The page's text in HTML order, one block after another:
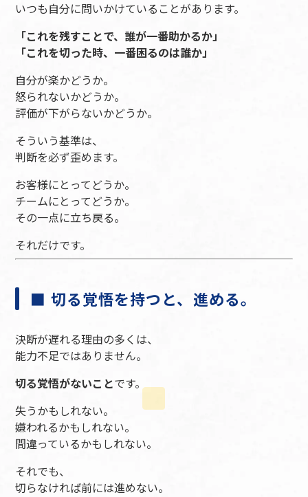
いつも自分に問いかけていることがあります。
「これを残すことで、誰が一番助かるか」
「これを切った時、一番困るのは誰か」
自分が楽かどうか。
怒られないかどうか。
評価が下がらないかどうか。
そういう基準は、
判断を必ず歪めます。
お客様にとってどうか。
チームにとってどうか。
その一点に立ち戻る。
それだけです。
■ 切る覚悟を持つと、進める。
決断が遅れる理由の多くは、
能力不足ではありません。
切る覚悟がないことです。
失うかもしれない。
嫌われるかもしれない。
間違っているかもしれない。
それでも、
切らなければ前には進めない。